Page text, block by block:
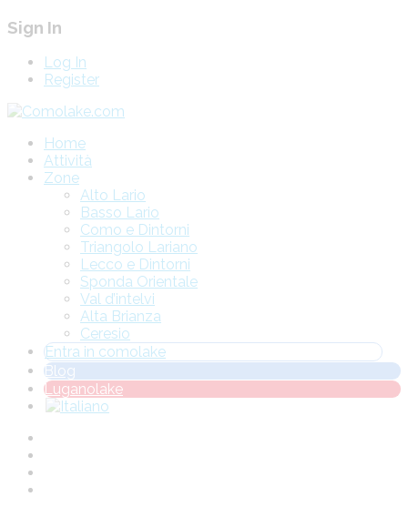
Sign In
Log In
Register
Home
Attività
Zone
Alto Lario
Basso Lario
Como e Dintorni
Triangolo Lariano
Lecco e Dintorni
Sponda Orientale
Val d’intelvi
Alta Brianza
Ceresio
Entra in comolake
Blog
Luganolake